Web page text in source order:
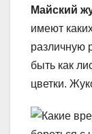
Майский
имеют
различную
быть как
цветки.